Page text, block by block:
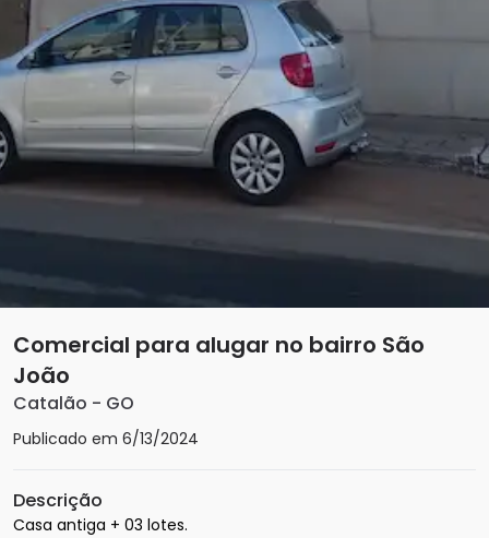
Comercial para alugar no bairro São
João
Catalão - GO
Publicado em 6/13/2024
Descrição
Casa antiga + 03 lotes.